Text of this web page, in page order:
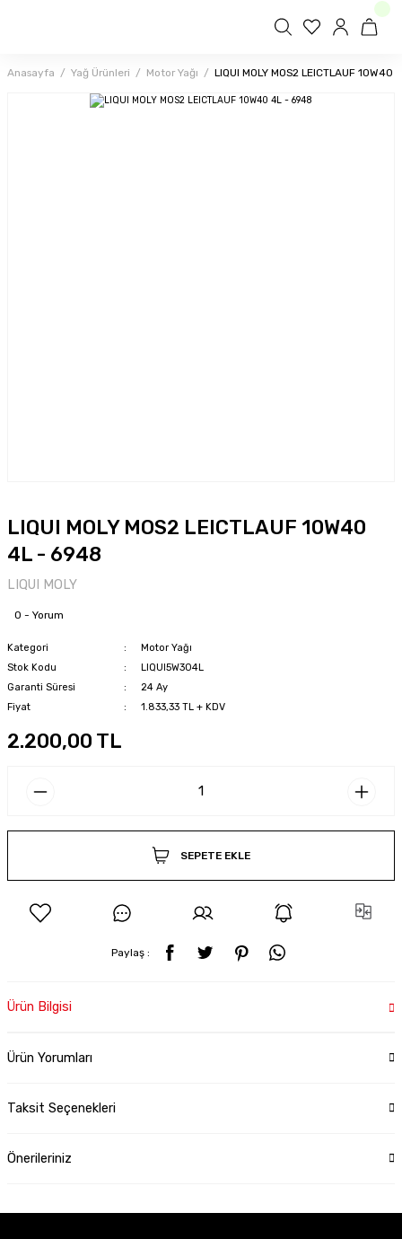
Anasayfa Yağ Ürünleri Motor Yağı LIQUI MOLY MOS2 LEICTLAUF
LIQUI MOLY MOS2 LEICTLAUF 10W40
4L - 6948
LIQUI MOLY
0 - Yorum
Kategori
Motor Yağı
Stok Kodu
LIQUI5W304L
Garanti Süresi
24 Ay
Fiyat
1.833,33 TL + KDV
2.200,00 TL
SEPETE EKLE
Paylaş :
Ürün Bilgisi
Ürün Yorumları
Taksit Seçenekleri
Önerileriniz